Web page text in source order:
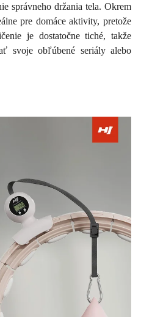
správneho držania tela. Okrem
pre domáce aktivity, pretože
je dostatočne tiché, takže
svoje obľúbené seriály alebo